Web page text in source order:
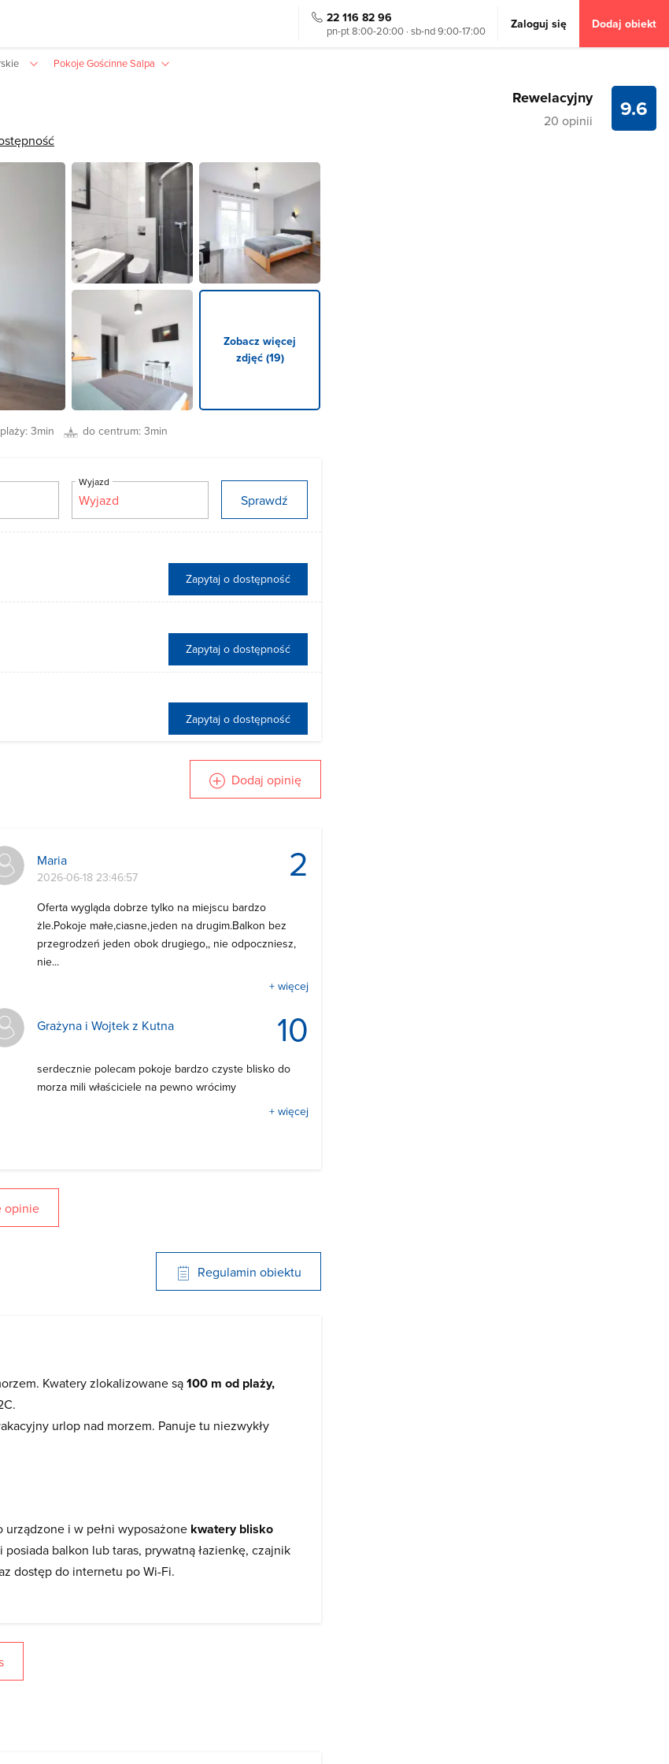
22 116 82 96
pn-pt 8:00-20:00 · sb-nd 9:00-17:00 Zaloguj się Dodaj obiekt
Pokoje Gościnne Salpa
9.6
Rewelacyjny
20 opinii
Zobacz więcej
zdjęć (19)
3min do centrum:3min
Wyjazd
Sprawdź
Zapytaj o dostępność
Zapytaj o dostępność
Zapytaj o dostępność
Dodaj opinię
2
Maria
2026-06-18 23:46:57
Oferta wygląda dobrze tylko na miejscu bardzo
żle.Pokoje małe,ciasne,jeden na drugim.Balkon bez
przegrodzeń jeden obok drugiego,, nie odpoczniesz,
nie...
+ więcej
10
Grażyna i Wojtek z Kutna
serdecznie polecam pokoje bardzo czyste blisko do
morza mili właściciele na pewno wrócimy
+ więcej
opinie
Regulamin obiektu
Kwatery zlokalizowane są100 m od plaży,
urlop nad morzem. Panuje tu niezwykły
i w pełni wyposażone kwatery blisko
posiada balkon lub taras, prywatną łazienkę, czajnik
dostęp do internetu po Wi-Fi.
bezpłatne miejsce parkingowe dla samochodu